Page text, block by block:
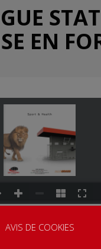
EN
AVIS DE COOKIES